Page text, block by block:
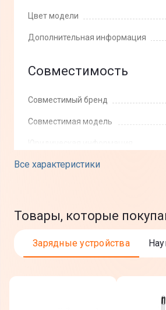
Все характеристики
Цвет модели
Дополнительная информация
Совместимость
Совместимый бренд
Совместимая модель
Товары, которые
Зарядные устройства